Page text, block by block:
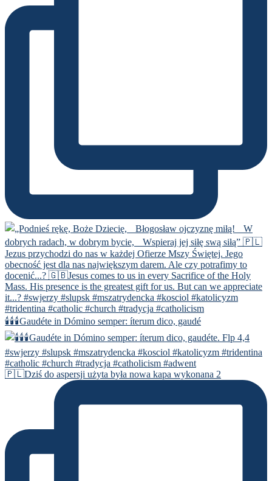
🕯️🕯️🕯️Gaudéte in Dómino semper: íterum dico, gaudé
🇵🇱Dziś do aspersji użyta była nowa kapa wykonana 2